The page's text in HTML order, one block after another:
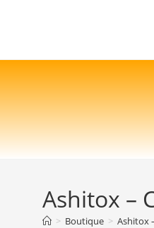
Ashitox –
> Boutique > Ashitox